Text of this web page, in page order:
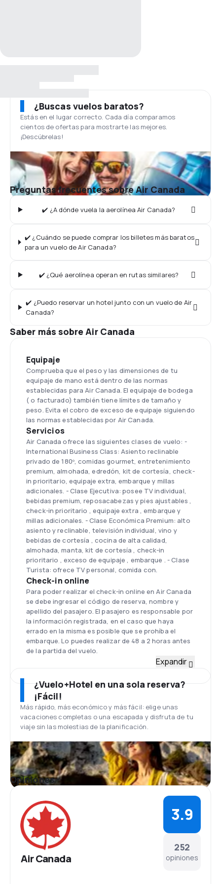
¿Buscas vuelos baratos?
Estás en el lugar correcto. Cada día comparamos
cientos de ofertas para mostrarte las mejores.
¡Descúbrelas!
Preguntas frecuentes sobre Air Canada
✔️ ¿A dónde vuela la aerolínea Air Canada?
✔️ ¿Cuándo se puede comprar los billetes más baratos
para un vuelo de Air Canada?
✔️ ¿Qué aerolínea operan en rutas similares?
✔️ ¿Puedo reservar un hotel junto con un vuelo de Air
Canada?
Saber más sobre Air Canada
Equipaje
Comprueba que el peso y las dimensiones de tu
equipaje de mano está dentro de las normas
establecidas para Air Canada. El equipaje de bodega
( o facturado) también tiene límites de tamaño y
peso. Evita el cobro de exceso de equipaje siguiendo
las normas establecidas por Air Canada.
Servicios
Air Canada ofrece las siguientes clases de vuelo: -
International Business Class: Asiento reclinable
privado de 180º, comidas gourmet, entretenimiento
premium, almohada, edredón, kit de cortesía, check-
in prioritario, equipaje extra, embarque y millas
adicionales. - Clase Ejecutiva: posee TV individual,
bebidas premium, reposacabezas y pies ajustables ,
check-in prioritario , equipaje extra , embarque y
millas adicionales. - Clase Económica Premium: alto
asiento y reclinable, televisión individual, vino y
bebidas de cortesía , cocina de alta calidad,
almohada, manta, kit de cortesía , check-in
prioritario , exceso de equipaje , embarque . - Clase
Turista: ofrece TV personal, comida con.
Check-in online
Para poder realizar el check-in online en Air Canada
se debe ingresar el código de reserva, nombre y
apellido del pasajero. El pasajero es responsable por
la información registrada, en el caso que haya
errado en la misma es posible que se prohíba el
embarque. Lo puedes realizar de 48 a 2 horas antes
de la partida del vuelo.
200 aviões de los tipos Airbus A340-500 los tipos,
A340-300 , A330-300 , Boeing 767-200 , 767-300 y
Embraer 175 y 190. Todos los aviones de la aerolínea
canadiense han sido objeto de una actualización,
por lo que el interior es muy moderno. La flota de Air
Canada Jazz tiene 133 aviones de los tipos CRJ -
100er, CRJ - 200, CRJ -705 , De Havilland /
Bombardier Dash 8 100/200 , De Havilland /
Bombardier Dash.
Aeropuerto Internacional Pierre Elliott
Trudeau
La sede principal de Air Canada es el aeropuerto de
Montreal llamado Aeropuerto Internacional Pierre
Elliott Trudeau. En el que puedes encontrar cafés,
restaurantes, bares y varias tiendas además de
bancos, casas de cambio y acceso a internet.
Comidas
Para la clase ejecutiva, Air Canada ofrece comidas
Expandir
¿Vuelo+Hotel en una sola reserva?
¡Fácil!
Más rápido, más económico y más fácil: elige unas
vacaciones completas o una escapada y disfruta de tu
viaje sin las molestias de la planificación.
Opiniones
Air Canada
252
opiniones
3.9